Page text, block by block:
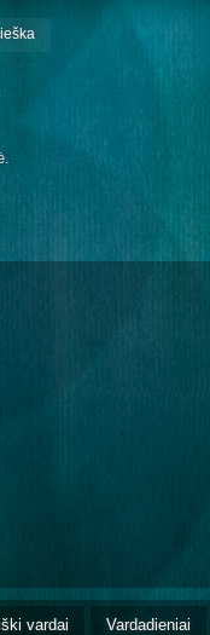
vardai Vardadieniai